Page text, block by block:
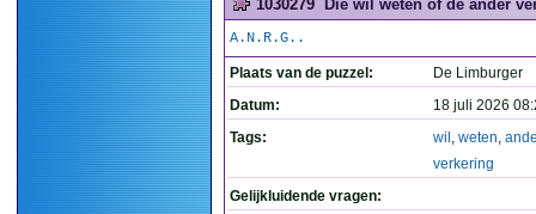
1030279 Die wil weten of de ander
A.N.R.G..
Plaats van de puzzel:
De Limburger
Datum:
18 juli 2026
Tags:
wil , weten,
verkering
Gelijkluidende vragen: